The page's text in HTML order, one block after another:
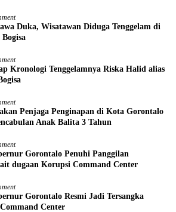
Duka, Wisatawan Diduga Tenggelam di
Kronologi Tenggelamnya Riska Halid alias
Penjaga Penginapan di Kota Gorontalo
Anak Balita 3 Tahun
Gorontalo Penuhi Panggilan
dugaan Korupsi Command Center
Gorontalo Resmi Jadi Tersangka
Center